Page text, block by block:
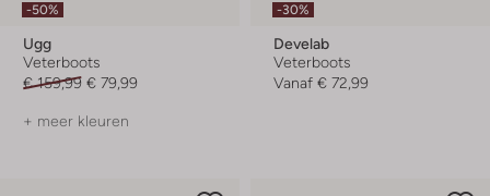
-50%
Ugg
Veterboots
€ 159,99 € 79,99
+ meer kleuren
-30%
Develab
Veterboots
Vanaf € 72,99